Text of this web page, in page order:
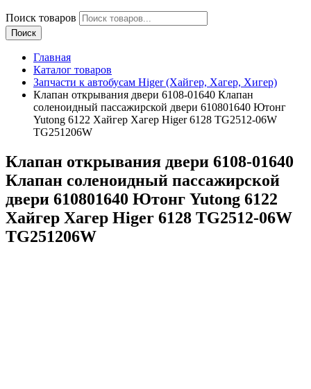
Поиск товаров
Поиск
Главная
Каталог товаров
Запчасти к автобусам Higer (Хайгер, Хагер, Хигер)
Клапан открывания двери 6108-01640 Клапан
соленоидный пассажирской двери 610801640 Ютонг
Yutong 6122 Хайгер Хагер Higer 6128 TG2512-06W
TG251206W
Клапан открывания двери 6108-01640
Клапан соленоидный пассажирской
двери 610801640 Ютонг Yutong 6122
Хайгер Хагер Higer 6128 TG2512-06W
TG251206W